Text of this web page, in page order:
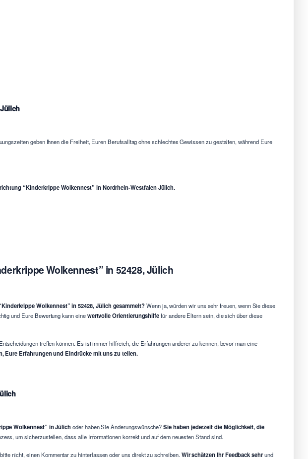
geben Ihnen die Freiheit, Euren Berufsalltag ohne schlechtes Gewissen zu gestalten, während Eure
“Kinderkrippe Wolkennest” in Nordrhein-Westfalen Jülich.
Wolkennest” in 52428, Jülich
Wolkennest” in 52428, Jülich gesammelt?Wenn ja, würden wir uns sehr freuen, wenn Sie diese
und Eure Bewertung kann einewertvolle Orientierungshilfefür andere Eltern sein, die sich über diese
treffen können. Es ist immer hilfreich, die Erfahrungen anderer zu kennen, bevor man eine
Eure Erfahrungen und Eindrücke mit uns zu teilen.
Wolkennest” in Jülich oder haben Sie Änderungswünsche?Sie haben jederzeit die Möglichkeit, die
um sicherzustellen, dass alle Informationen korrekt und auf dem neuesten Stand sind.
nicht, einen Kommentar zu hinterlassen oder uns direkt zu schreiben. Wir schätzen Ihr Feedback sehrund